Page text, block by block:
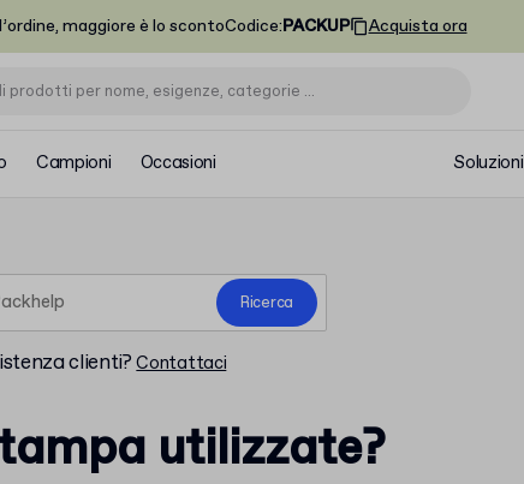
maggiore è lo scontoCodice:PACKUP Acquista ora
Campioni Occasioni Soluzioni
Ricerca
clienti?Contattaci
utilizzate?